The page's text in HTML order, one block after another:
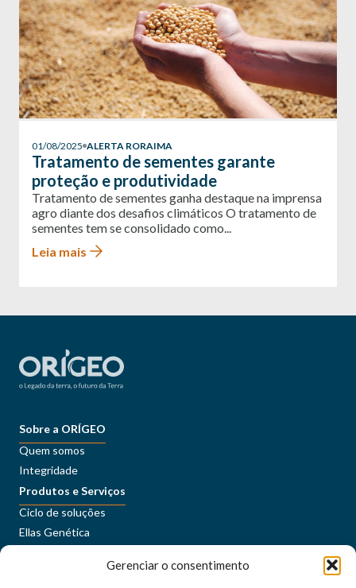
Gerenciar o consentimento
01/08/2025 ALERTA RORAIMA
Tratamento de sementes garante
proteção e produtividade
Tratamento de sementes ganha destaque na imprensa
agro diante dos desafios climáticos O tratamento de
sementes tem se consolidado como...
Leia mais
Sobre a ORÍGEO
Quem somos
Integridade
Produtos e Serviços
Ciclo de soluções
Ellas Genética